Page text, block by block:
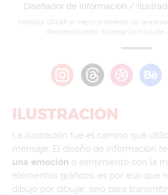
Diseñador de Información /
Medalla UDLAP al mejor promedio de la
Reconocimiento Summa Cum Laude
ILUSTRACIÓN
La ilustración fue el camino que
mensaje. El diseño de información
una emoción o sentimiento con la
elementos gráficos, es por eso que
dibujo por dibujar; sino para